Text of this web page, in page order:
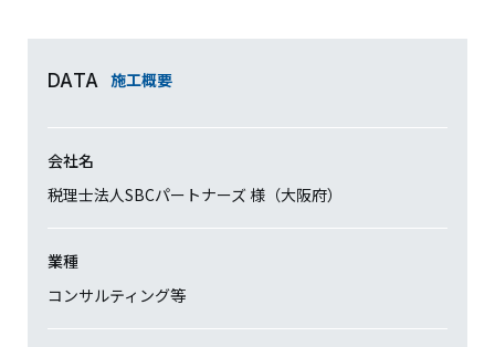
DATA 施工概要
会社名
税理士法人SBCパートナーズ 様（大阪府）
業種
コンサルティング等